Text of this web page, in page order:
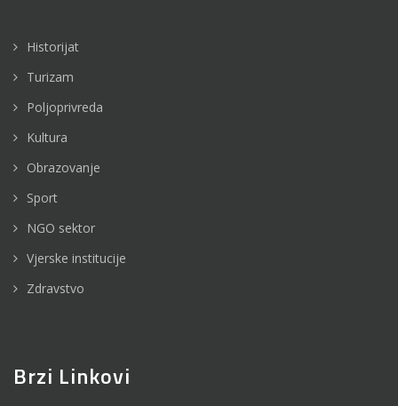
Historijat
Turizam
Poljoprivreda
Kultura
Obrazovanje
Sport
NGO sektor
Vjerske institucije
Zdravstvo
Brzi Linkovi